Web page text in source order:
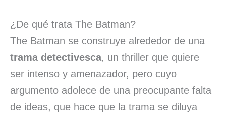
¿De qué trata The Batman?
The Batman se construye alrededor de una
trama detectivesca, un thriller que quiere
ser intenso y amenazador, pero cuyo
argumento adolece de una preocupante falta
de ideas, que hace que la trama se diluya